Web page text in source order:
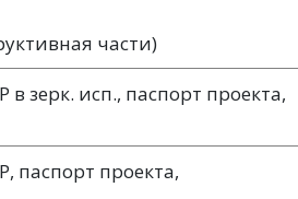
части)
зерк. исп., паспорт проекта,
паспорт проекта,